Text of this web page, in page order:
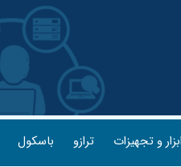
ابزار و تجهیزات ترازو باسکول